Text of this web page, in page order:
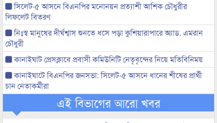
সিলেট-৫ আসনে বিএনপির মনোনয়ন প্রত্যাশী আশিক চৌধুরীর
লিফলেট বিতরণ
নিঃস্ব মানুষের দীর্ঘশ্বাস শুনতে ধসে পড়া কুশিয়ারাপারে অ্যাড. এমরান
চৌধুরী
কানাইঘাট প্রেসক্লাবে প্রবাসী কমিউনিটি নেতৃবৃন্দের নিয়ে মতিবিনিময়
কানাইঘাটে বিএনপির জনসভা: সিলেট-৫ আসনে ধানের শীষের প্রার্থী
চান নেতাকর্মীরা
এই বিভাগের আরো খবর